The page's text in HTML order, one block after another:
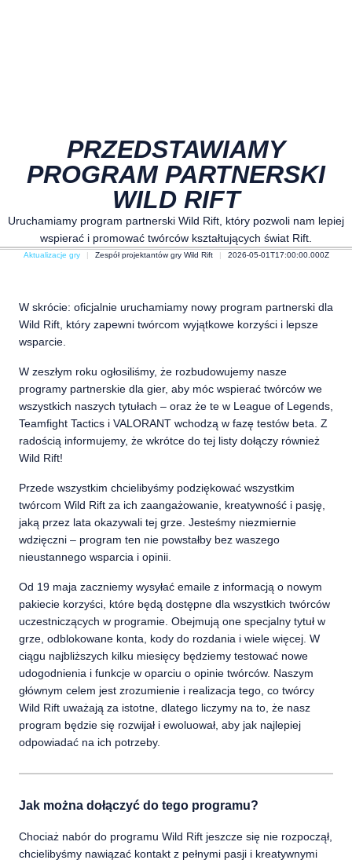
PRZEDSTAWIAMY
PROGRAM PARTNERSKI
WILD RIFT
Uruchamiamy program partnerski Wild Rift, który pozwoli nam lepiej
wspierać i promować twórców kształtujących świat Rift.
Aktualizacje gry Zespół projektantów gry Wild Rift 2026-05-01T17:00:00.000Z
W skrócie: oficjalnie uruchamiamy nowy program partnerski dla
Wild Rift, który zapewni twórcom wyjątkowe korzyści i lepsze
wsparcie.
W zeszłym roku ogłosiliśmy, że rozbudowujemy nasze
programy partnerskie dla gier, aby móc wspierać twórców we
wszystkich naszych tytułach – oraz że te w League of Legends,
Teamfight Tactics i VALORANT wchodzą w fazę testów beta. Z
radością informujemy, że wkrótce do tej listy dołączy również
Wild Rift!
Przede wszystkim chcielibyśmy podziękować wszystkim
twórcom Wild Rift za ich zaangażowanie, kreatywność i pasję,
jaką przez lata okazywali tej grze. Jesteśmy niezmiernie
wdzięczni – program ten nie powstałby bez waszego
nieustannego wsparcia i opinii.
Od 19 maja zaczniemy wysyłać emaile z informacją o nowym
pakiecie korzyści, które będą dostępne dla wszystkich twórców
uczestniczących w programie. Obejmują one specjalny tytuł w
grze, odblokowane konta, kody do rozdania i wiele więcej. W
ciągu najbliższych kilku miesięcy będziemy testować nowe
udogodnienia i funkcje w oparciu o opinie twórców. Naszym
głównym celem jest zrozumienie i realizacja tego, co twórcy
Wild Rift uważają za istotne, dlatego liczymy na to, że nasz
program będzie się rozwijał i ewoluował, aby jak najlepiej
odpowiadać na ich potrzeby.
Jak można dołączyć do tego programu?
Chociaż nabór do programu Wild Rift jeszcze się nie rozpoczął,
chcielibyśmy nawiązać kontakt z pełnymi pasji i kreatywnymi